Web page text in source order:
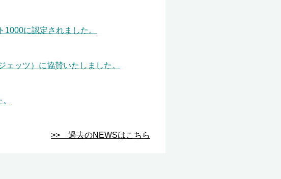
に認定されました。
ッツ）に協賛いたしました。
>> 過去のNEWSはこちら